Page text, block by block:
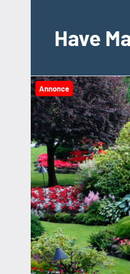
indholdHave
Annonce